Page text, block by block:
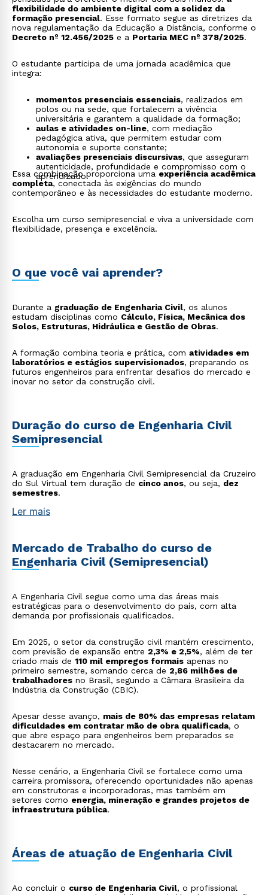
flexibilidade do ambiente digital com a solidez da
formação presencial. Esse formato segue as diretrizes da
nova regulamentação da Educação a Distância, conforme o
Decreto nº 12.456/2025 e a Portaria MEC nº 378/2025.
O estudante participa de uma jornada acadêmica que
integra:
momentos presenciais essenciais, realizados em
polos ou na sede, que fortalecem a vivência
universitária e garantem a qualidade da formação;
aulas e atividades on-line, com mediação
pedagógica ativa, que permitem estudar com
autonomia e suporte constante;
avaliações presenciais discursivas, que asseguram
autenticidade, profundidade e compromisso com o
aprendizado.
Essa combinação proporciona uma experiência acadêmica
completa, conectada às exigências do mundo
contemporâneo e às necessidades do estudante moderno.
Escolha um curso semipresencial e viva a universidade com
flexibilidade, presença e excelência.
O que você vai aprender?
Durante a graduação de Engenharia Civil, os alunos
estudam disciplinas como Cálculo, Física, Mecânica dos
Solos, Estruturas, Hidráulica e Gestão de Obras.
A formação combina teoria e prática, com atividades em
laboratórios e estágios supervisionados, preparando os
futuros engenheiros para enfrentar desafios do mercado e
inovar no setor da construção civil.
Duração do curso de Engenharia Civil
Semipresencial
A graduação em Engenharia Civil Semipresencial da Cruzeiro
do Sul Virtual tem duração de cinco anos, ou seja, dez
semestres.
Ler mais
Mercado de Trabalho do curso de
Engenharia Civil (Semipresencial)
A Engenharia Civil segue como uma das áreas mais
estratégicas para o desenvolvimento do país, com alta
demanda por profissionais qualificados.
Em 2025, o setor da construção civil mantém crescimento,
com previsão de expansão entre 2,3% e 2,5%, além de ter
criado mais de 110 mil empregos formais apenas no
primeiro semestre, somando cerca de 2,86 milhões de
trabalhadores no Brasil, segundo a Câmara Brasileira da
Indústria da Construção (CBIC).
Apesar desse avanço, mais de 80% das empresas relatam
dificuldades em contratar mão de obra qualificada, o
que abre espaço para engenheiros bem preparados se
destacarem no mercado.
Nesse cenário, a Engenharia Civil se fortalece como uma
carreira promissora, oferecendo oportunidades não apenas
em construtoras e incorporadoras, mas também em
setores como energia, mineração e grandes projetos de
infraestrutura pública.
Áreas de atuação de Engenharia Civil
Ao concluir o curso de Engenharia Civil, o profissional